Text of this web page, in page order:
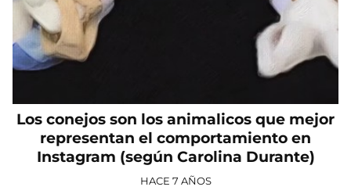
Los conejos son los animalicos que mejor
representan el comportamiento en
Instagram (según Carolina Durante)
HACE 7 AÑOS